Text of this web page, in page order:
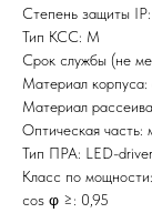
Степень защиты
Тип КСС: М
Срок службы (не
Материал
Материал
Оптическая часть:
Тип ПРА: LED-driver
Класс по
cos φ ≥: 0,95